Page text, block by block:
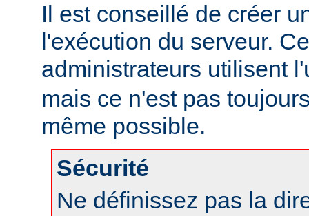
Il est conseillé de créer
l'exécution du serveur.
administrateurs utilisent
mais ce n'est pas
même possible.
Sécurité
Ne définissez pas la